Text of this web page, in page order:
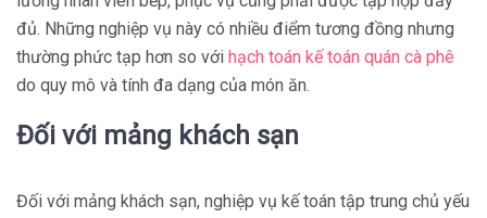
đủ. Những nghiệp vụ này có nhiều điểm tương đồng nhưng
thường phức tạp hơn so với hạch toán kế toán quán cà phê
do quy mô và tính đa dạng của món ăn.
Đối với mảng khách sạn
Đối với mảng khách sạn, nghiệp vụ kế toán tập trung chủ yếu